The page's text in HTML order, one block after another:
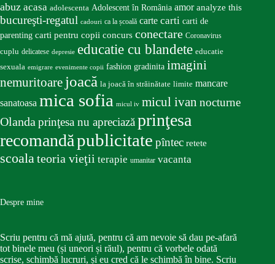
abuz acasa adolescenta Adolescent în România amor analyze this
bucureşti-regatul cadouri ca la școală carte carti carti de
parenting carti pentru copii concurs conectare Coronavirus
cuplu delicatese depresie educatie cu blandete educatie
sexuala emigrare evenimente copii fashion gradinita imagini
nemuritoare joacă la joacă în străinătate limite mancare
sanatoasa mica sofia micul iv micul ivan nocturne
Olandaprinţesa nu apreciazăprinţesa
recomandăpublicitate pîntec retete
scoalateoria vieţii terapie umanitar vacanta
Despre mine
Scriu pentru că mă ajută, pentru că am nevoie să dau pe-afară
tot binele meu (și uneori și răul), pentru că vorbele odată
scrise, schimbă lucruri, și eu cred că le schimbă în bine. Scriu